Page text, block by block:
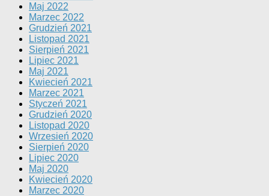
Maj 2022
Marzec 2022
Grudzień 2021
Listopad 2021
Sierpień 2021
Lipiec 2021
Maj 2021
Kwiecień 2021
Marzec 2021
Styczeń 2021
Grudzień 2020
Listopad 2020
Wrzesień 2020
Sierpień 2020
Lipiec 2020
Maj 2020
Kwiecień 2020
Marzec 2020